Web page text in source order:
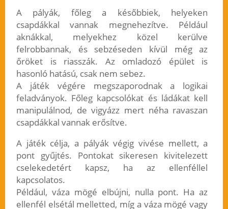
A pályák, főleg a későbbiek, helyeken
csapdákkal vannak megnehezítve. Például
aknákkal, melyekhez közel kerülve
felrobbannak, és sebzéseden kívül még az
őröket is riasszák. Az omladozó épület is
hasonló hatású, csak nem sebez.
A játék végére megszaporodnak a logikai
feladványok. Főleg kapcsolókat és ládákat kell
manipulálnod, de vigyázz mert néha ravaszan
csapdákkal vannak erősítve.
A játék célja, a pályák végig vivése mellett, a
pont gyűjtés. Pontokat sikeresen kivitelezett
cselekedetért kapsz, ha az ellenféllel
kapcsolatos.
Például, váza mögé elbújni, nulla pont. Ha az
ellenfél elsétál melletted, míg a váza mögé vagy